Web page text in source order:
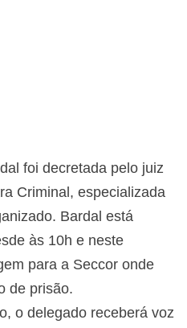
foi decretada pelo juiz
Criminal, especializada
Bardal está
às 10h e neste
para a Seccor onde
de prisão.
o delegado receberá voz